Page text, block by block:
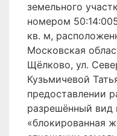
земельного
номером
кв. м,
Московская
Щёлково, ул.
Кузьмичевой
предоставлении
разрешённый вид
«блокированная